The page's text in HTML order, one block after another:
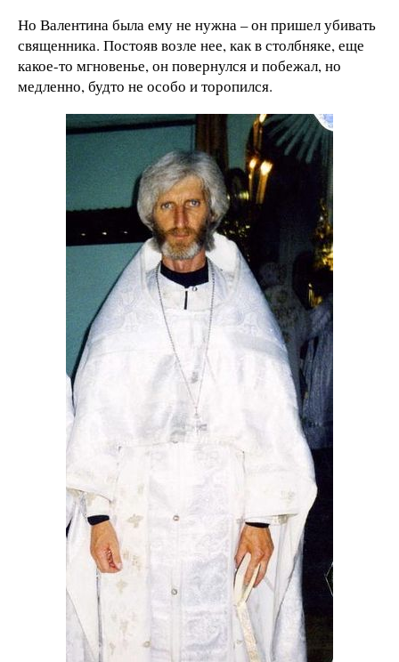
Но Валентина была ему не нужна – он пришел убивать
священника. Постояв возле нее, как в столбняке, еще
какое-то мгновенье, он повернулся и побежал, но
медленно, будто не особо и торопился.